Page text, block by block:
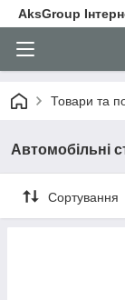
AksGroup
Товари та
Автомобільні
Сортування